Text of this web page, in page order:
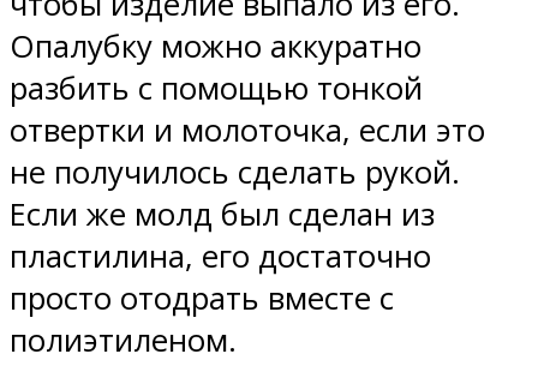
Опалубку можно аккуратно
разбить с помощью тонкой
отвертки и молоточка, если это
не получилось сделать рукой.
Если же молд был сделан из
пластилина, его достаточно
просто отодрать вместе с
полиэтиленом.